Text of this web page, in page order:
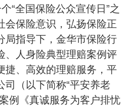
“全国保险公众宣传日”之
会保险意识，弘扬保险正
局指导下，金华市保险行
、人身险典型理赔案例评
捷、高效的理赔服务，平
司（以下简称“平安养老
例《真诚服务为客户排忧